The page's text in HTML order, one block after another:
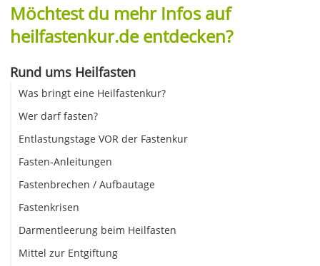
Möchtest du mehr Infos auf
heilfastenkur.de entdecken?
Rund ums Heilfasten
Was bringt eine Heilfastenkur?
Wer darf fasten?
Entlastungstage VOR der Fastenkur
Fasten-Anleitungen
Fastenbrechen / Aufbautage
Fastenkrisen
Darmentleerung beim Heilfasten
Mittel zur Entgiftung